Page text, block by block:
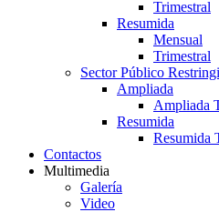
Trimestral
Resumida
Mensual
Trimestral
Sector Público
Ampliada
Ampliada
Resumida
Resumida
Contactos
Multimedia
Galería
Video